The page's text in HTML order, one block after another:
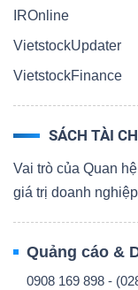
IROnline
VietstockUpdater
VietstockFinance
SÁCH TÀI
Vai trò của Quan
giá trị doanh nghiệp
Quảng cáo &
0908 169 898 -